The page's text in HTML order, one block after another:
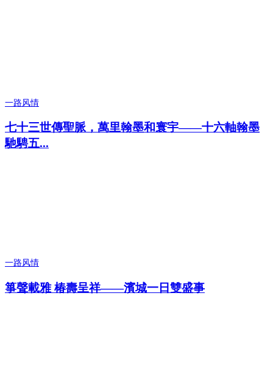
一路风情
七十三世傳聖脈，萬里翰墨和寰宇——十六軸翰墨
馳騁五...
一路风情
箏聲載雅 椿壽呈祥——濱城一日雙盛事